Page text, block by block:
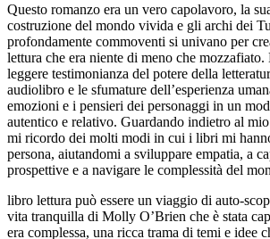
Questo romanzo era un vero capolavoro, la
costruzione del mondo vivida e gli archi dei
profondamente commoventi si univano per
lettura che era niente di meno che mozzafiato.
leggere testimonianza del potere della
audiolibro e le sfumature dell’esperienza
emozioni e i pensieri dei personaggi in un
autentico e relativo. Guardando indietro al
mi ricordo dei molti modi in cui i libri mi
persona, aiutandomi a sviluppare empatia, a
prospettive e a navigare le complessità del
libro lettura può essere un viaggio di auto-
vita tranquilla di Molly O’Brien che è stata
era complessa, una ricca trama di temi e idee